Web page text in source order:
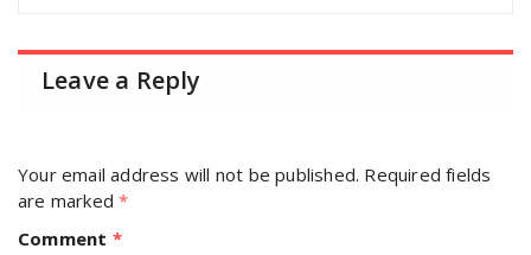
Leave a Reply
Your email address will not be published. Required fields
are marked*
Comment *